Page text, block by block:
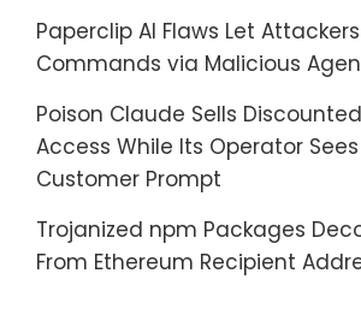
Paperclip AI Flaws Let
Commands via Malicious
Poison Claude Sells
Access While Its Operator Sees
Customer Prompt
Trojanized npm Packages
From Ethereum Recipient